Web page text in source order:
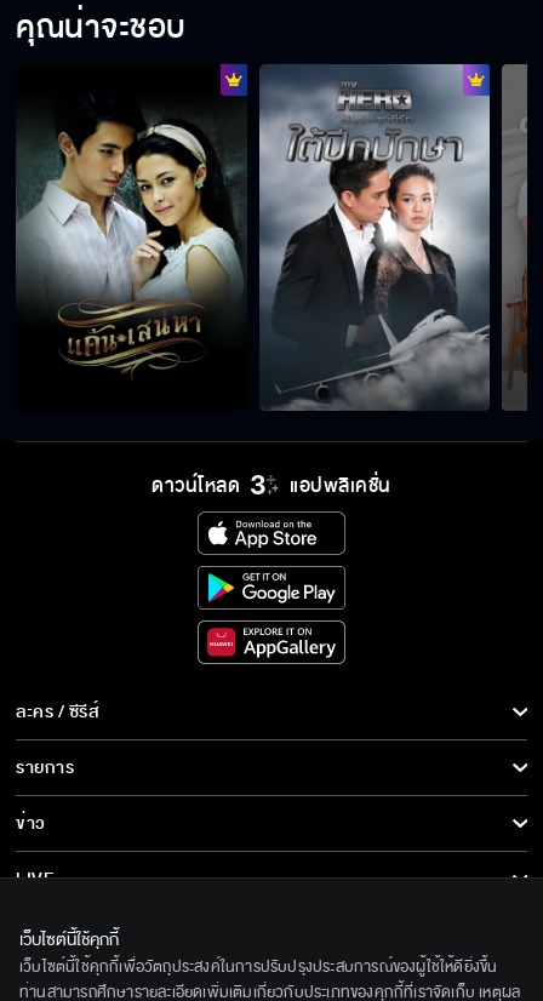
คุณน่าจะชอบ
ดาวน์โหลด แอปพลิเคชั่น
ละคร / ซีรีส์
ละคร/ซีรีส์
ซีรีส์นานาชาติ
การ์ตูน & เกม
รายการ
รายการทั้งหมด
ข่าว
ข่าวทั้งหมด
ข่าวประชาสัมพันธ์
LIVE
เกี่ยวกับเรา
BEC World
ติดตามเราได้ที่
เว็บไซต์นี้ใช้คุกกี้
เว็บไซต์นี้ใช้คุกกี้เพื่อวัตถุประสงค์ในการปรับปรุงประสบการณ์ของผู้ใช้ให้ดียิ่งขึ้น
ท่านสามารถศึกษารายละเอียดเพิ่มเติมเกี่ยวกับประเภทของคุกกี้ที่เราจัดเก็บ เหตุผล